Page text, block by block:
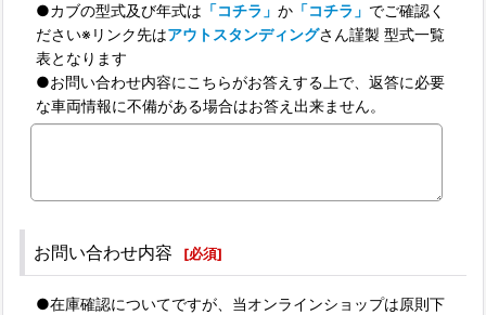
●カブの型式及び年式は 「コチラ」 か 「コチラ」 でご確認く
ださい※リンク先はアウトスタンディングさん謹製 型式一覧
表となります
●お問い合わせ内容にこちらがお答えする上で、返答に必要
な車両情報に不備がある場合はお答え出来ません。
お問い合わせ内容 [必須]
●在庫確認についてですが、当オンラインショップは原則下